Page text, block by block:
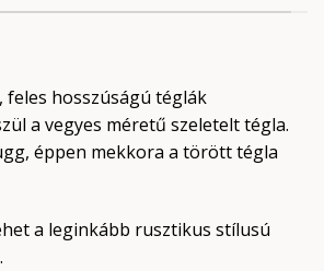
feles hosszúságú téglák
a vegyes méretű szeletelt tégla.
éppen mekkora a törött tégla
a leginkább rusztikus stílusú